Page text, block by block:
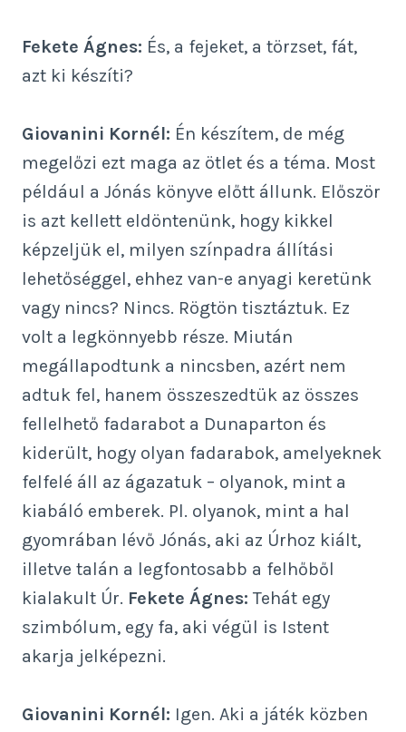
Fekete Ágnes: És, a fejeket, a törzset, fát,
azt ki készíti?
Giovanini Kornél: Én készítem, de még
megelőzi ezt maga az ötlet és a téma. Most
például a Jónás könyve előtt állunk. Először
is azt kellett eldöntenünk, hogy kikkel
képzeljük el, milyen színpadra állítási
lehetőséggel, ehhez van-e anyagi keretünk
vagy nincs? Nincs. Rögtön tisztáztuk. Ez
volt a legkönnyebb része. Miután
megállapodtunk a nincsben, azért nem
adtuk fel, hanem összeszedtük az összes
fellelhető fadarabot a Dunaparton és
kiderült, hogy olyan fadarabok, amelyeknek
felfelé áll az ágazatuk – olyanok, mint a
kiabáló emberek. Pl. olyanok, mint a hal
gyomrában lévő Jónás, aki az Úrhoz kiált,
illetve talán a legfontosabb a felhőből
kialakult Úr. Fekete Ágnes: Tehát egy
szimbólum, egy fa, aki végül is Istent
akarja jelképezni.
Giovanini Kornél: Igen. Aki a játék közben